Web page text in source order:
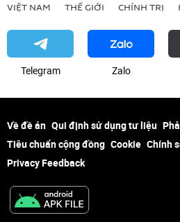
VIỆT NAM THẾ GIỚI CHÍNH TRỊ
Telegram Zalo
Về đề án Qui định sử dụng tư liệu
Tiêu chuẩn cộng đồng Cookie Chính
Privacy Feedback